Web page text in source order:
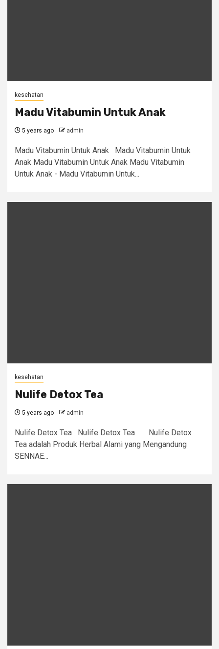
kesehatan
Madu Vitabumin Untuk Anak
5 years ago admin
Madu Vitabumin Untuk Anak Madu Vitabumin Untuk
Anak Madu Vitabumin Untuk Anak Madu Vitabumin
Untuk Anak - Madu Vitabumin Untuk...
kesehatan
Nulife Detox Tea
5 years ago admin
Nulife Detox Tea Nulife Detox Tea Nulife Detox
Tea adalah Produk Herbal Alami yang Mengandung
SENNAE...